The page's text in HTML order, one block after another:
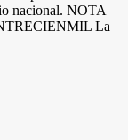
nacional. NOTA
La